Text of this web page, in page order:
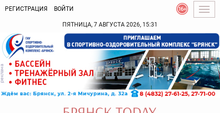
РЕГИСТРАЦИЯ ВОЙТИ
ПЯТНИЦА, 7 АВГУСТА 2026, 15:31